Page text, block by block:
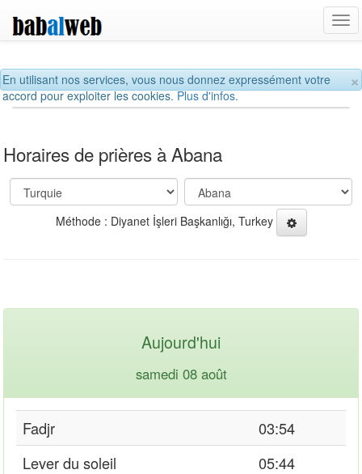
×
En utilisant nos services, vous nous donnez expressément votre
accord pour exploiter les cookies.Plus d'infos.
Horaires de prières à Abana
Méthode : Diyanet İşleri Başkanlığı, Turkey
Aujourd'hui
samedi 08 août
Fadjr
03:54
Lever du soleil
05:44